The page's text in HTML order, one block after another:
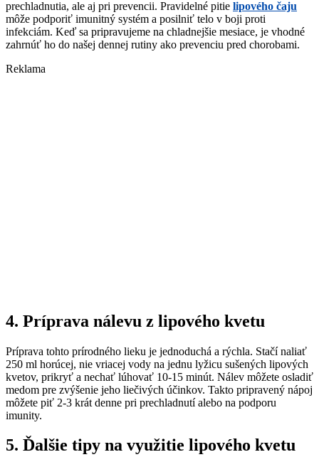
prechladnutia, ale aj pri prevencii. Pravidelné pitie lipového čaju
môže podporiť imunitný systém a posilniť telo v boji proti
infekciám. Keď sa pripravujeme na chladnejšie mesiace, je vhodné
zahrnúť ho do našej dennej rutiny ako prevenciu pred chorobami.
Reklama
4. Príprava nálevu z lipového kvetu
Príprava tohto prírodného lieku je jednoduchá a rýchla. Stačí naliať
250 ml horúcej, nie vriacej vody na jednu lyžicu sušených lipových
kvetov, prikryť a nechať lúhovať 10-15 minút. Nálev môžete osladiť
medom pre zvýšenie jeho liečivých účinkov. Takto pripravený nápoj
môžete piť 2-3 krát denne pri prechladnutí alebo na podporu
imunity.
5. Ďalšie tipy na využitie lipového kvetu